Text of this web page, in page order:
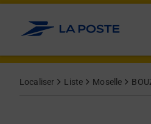
Allez au contenu
Localiser Liste Moselle
Day of the WeekHours
Get directions to Relais Pickup at
lien s'ouvre dans un nouvel